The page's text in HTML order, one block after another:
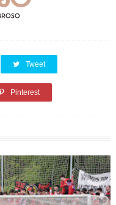
Tweet
Pinterest